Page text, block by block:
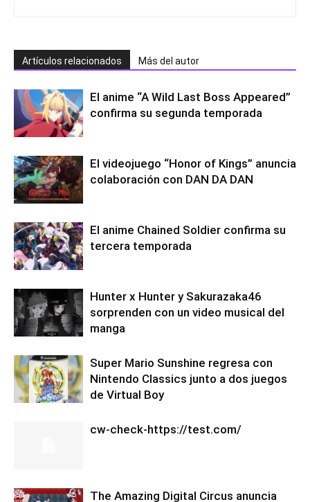
Artículos relacionados Más del autor
El anime “A Wild Last Boss Appeared”
confirma su segunda temporada
El videojuego “Honor of Kings” anuncia
colaboración con DAN DA DAN
El anime Chained Soldier confirma su
tercera temporada
Hunter x Hunter y Sakurazaka46
sorprenden con un video musical del
manga
Super Mario Sunshine regresa con
Nintendo Classics junto a dos juegos
de Virtual Boy
cw-check-https://test.com/
The Amazing Digital Circus anuncia